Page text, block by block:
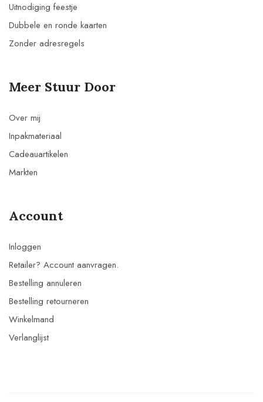
Uitnodiging feestje
Dubbele en ronde kaarten
Zonder adresregels
Meer Stuur Door
Over mij
Inpakmateriaal
Cadeauartikelen
Markten
Account
Inloggen
Retailer? Account aanvragen.
Bestelling annuleren
Bestelling retourneren
Winkelmand
Verlanglijst